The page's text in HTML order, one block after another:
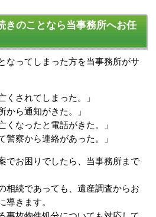
きのことなら当事務所へお任
なってしまった方を当事務所がサ
くされてしまった。」
から通知がきた。」
くなったと電話がきた。」
警察から連絡があった。」
でお困りでしたら、当事務所まで
相続であっても、遺産調査からお
導きます。